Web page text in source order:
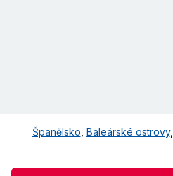
Španělsko Baleárské ostrovy,